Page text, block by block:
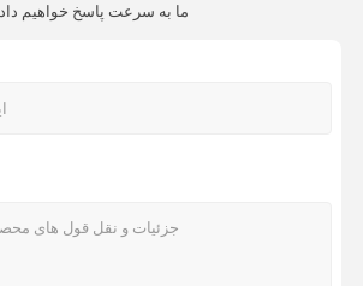
ما به سرعت پاسخ خواهیم داد